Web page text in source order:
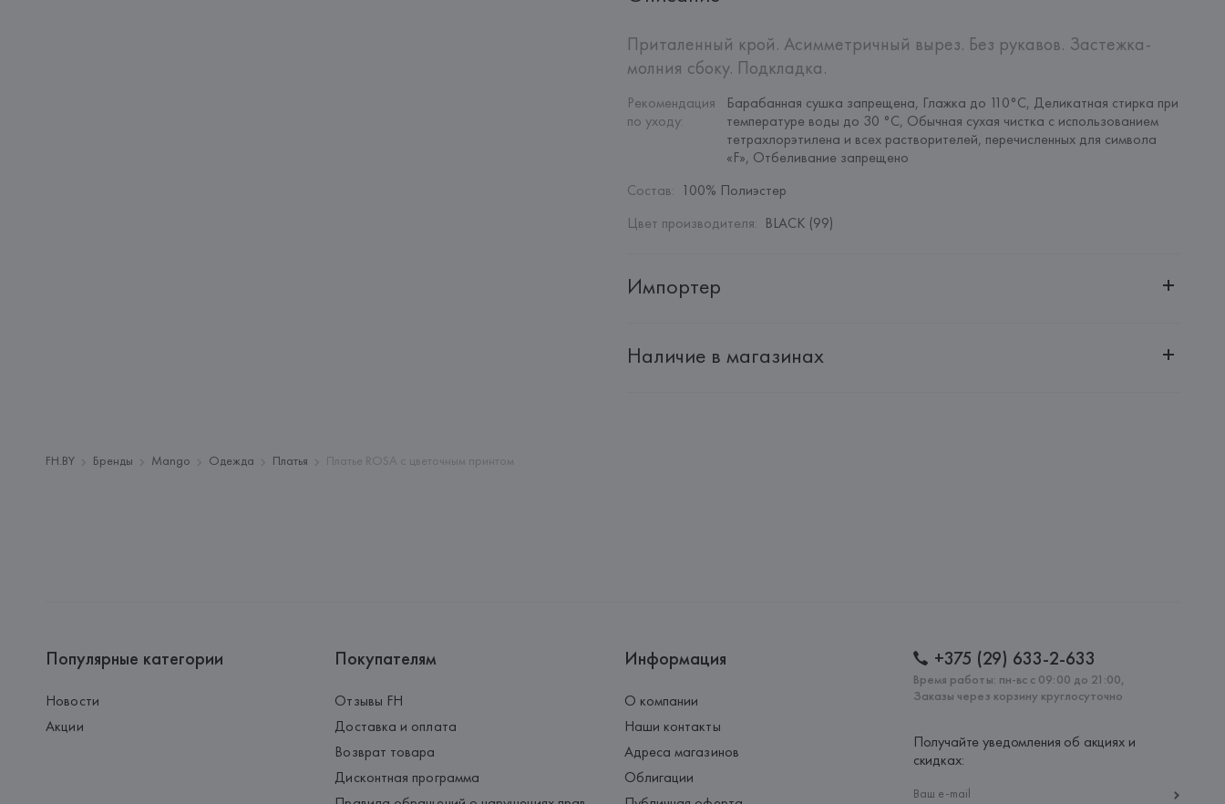
Приталенный крой. Асимметричный вырез. Без рукавов. Застежка-
молния сбоку. Подкладка.
Рекомендация
по уходу:
Барабанная сушка запрещена, Глажка до 110°C, Деликатная стирка при
температуре воды до 30 °C, Обычная сухая чистка с использованием
тетрахлорэтилена и всех растворителей, перечисленных для символа
«F», Отбеливание запрещено
Состав: 100% Полиэстер
Цвет производителя: BLACK (99)
Импортер
Адрес: Республика Беларусь, 220030, г. Минск, ул. Немига, 5, пом. 39, ком. 1
Наличие в магазинах
FH.BY Бренды Mango Одежда Платья Платье ROSA с цветочным принтом
Популярные категории
Новости
Акции
Покупателям
Отзывы FH
Доставка и оплата
Возврат товара
Дисконтная программа
Информация
О компании
Наши контакты
Адреса магазинов
Облигации
+375 (29) 633-2-633
Время работы: пн-вс с 09:00 до 21:00,
Заказы через корзину круглосуточно
Получайте уведомления об акциях и
скидках: